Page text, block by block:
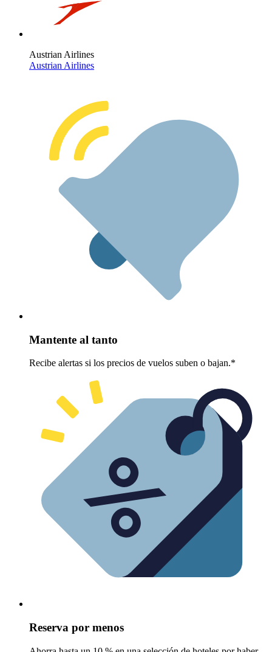
Austrian Airlines
Austrian Airlines
Mantente al tanto
Recibe alertas si los precios de vuelos suben o bajan.*
Reserva por menos